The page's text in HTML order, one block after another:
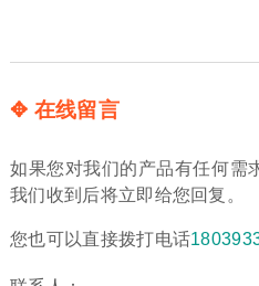
✥ 在线留言
如果您对我们的产品有任何需
我们收到后将立即给您回复。
您也可以直接拨打电话